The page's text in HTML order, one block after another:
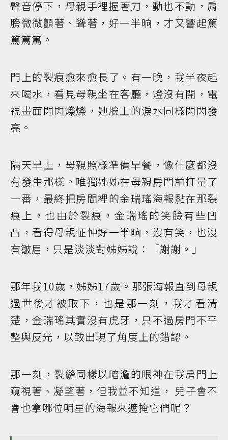
聲音停下，母親手裡握著刀，動也不動，肩
膀微微顫著、聳著，好一半晌，才又響起篤
篤篤篤。
門上的裂痕愈來愈長了。有一晚，我半夜起
來喝水，看見母親坐在客廳，燈沒有開，電
視畫面閃閃爍爍，她臉上的淚水同樣閃閃發
亮。
隔天早上，母親照樣準備早餐，像什麼都沒
有發生那樣。唯獨姊姊在母親房門前打量了
一番，最終把房間裡的金瑞瑤海報黏在那裂
痕上，也由於裂痕，金瑞瑤的笑臉有些凹
凸，看得母親怔忡好一半晌，沒有笑，也沒
有皺眉，只是淡淡對姊姊說：「謝謝。」
那年我10歲，姊姊17歲。那張海報直到母親
過世後才被取下，也是那一刻，我才看清
楚，金瑞瑤其實沒有虎牙，只不過房門不平
整與反光，以致出現了角度上的錯認。
那一刻，裂縫同樣以暗澹的眼神在我房門上
窺視著、凝望著，但我並不知道， 兒子會不
會也拿哪位明星的海報來遮掩它們呢？